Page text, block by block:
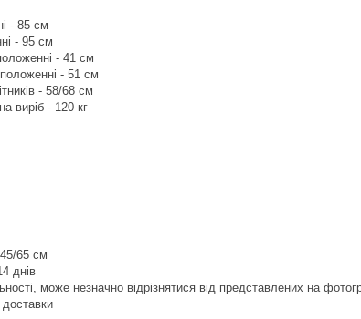
- 85 см
- 95 см
- 41 см
- 51 см
- 58/68 см
виріб - 120 кг
65 см
днів
може незначно відрізнятися від представлених на